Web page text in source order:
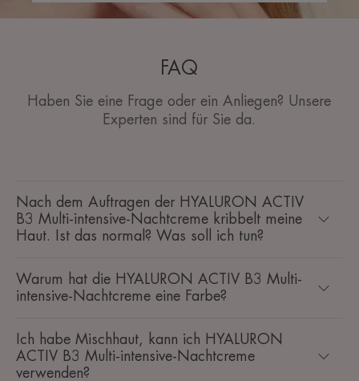
FAQ
Haben Sie eine Frage oder ein Anliegen? Unsere
Experten sind für Sie da.
Nach dem Auftragen der HYALURON ACTIV
B3 Multi-intensive-Nachtcreme kribbelt meine
Haut. Ist das normal? Was soll ich tun?
Warum hat die HYALURON ACTIV B3 Multi-
intensive-Nachtcreme eine Farbe?
Ich habe Mischhaut, kann ich HYALURON
ACTIV B3 Multi-intensive-Nachtcreme
verwenden?